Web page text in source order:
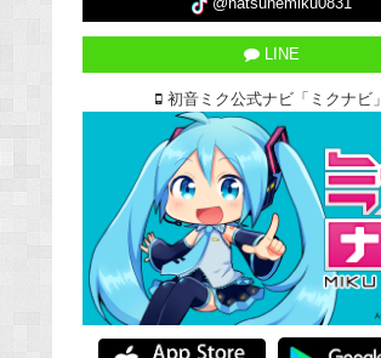
@hatsunemiku0831
LINE
初音ミク公式ナビ「ミクナビ」